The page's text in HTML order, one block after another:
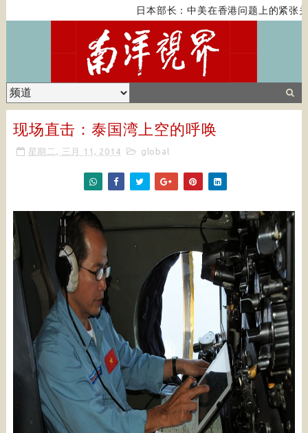
日本部长：中美在香港问题上的紧张关
现场直击：泰国湾上空的呼唤
星期二, 三月 11, 2014 global